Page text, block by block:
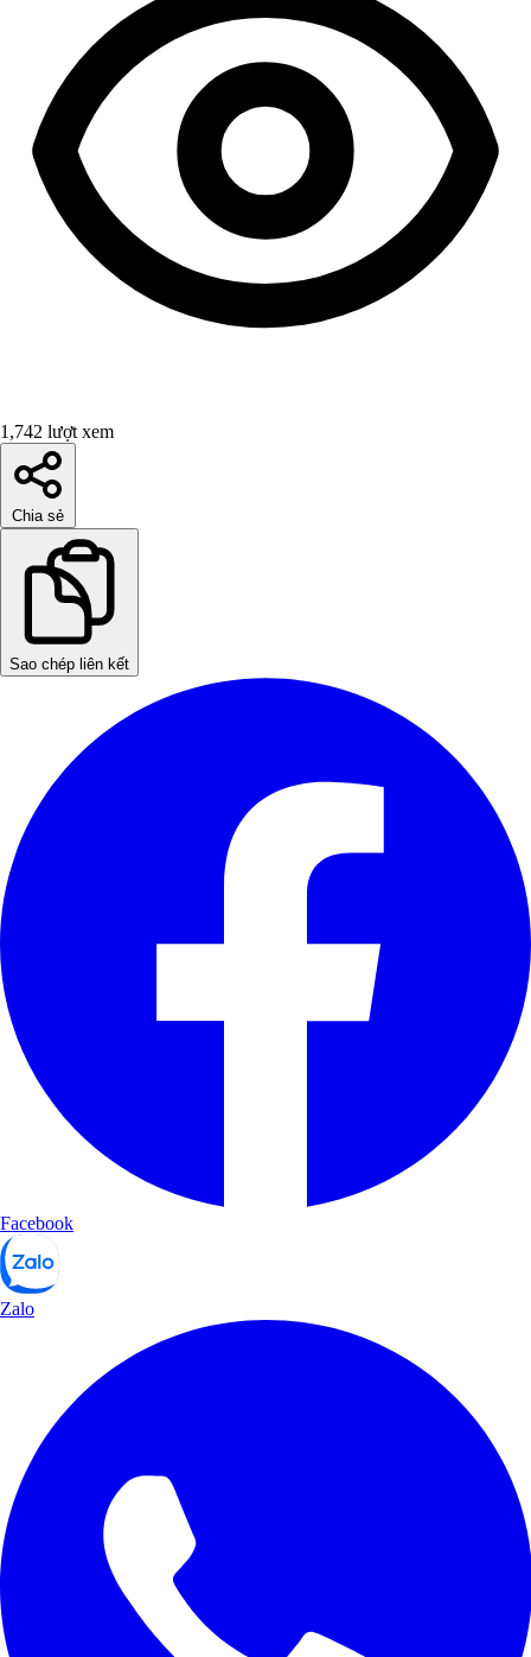
1,742 lượt xem
Chia sẻ
Sao chép liên kết
Facebook
Zalo